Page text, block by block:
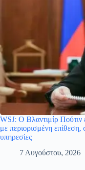
WSJ: Ο Βλαντιμίρ Πούτιν
με περιορισμένη
υπηρεσίες
7 Αυγούστου, 2026